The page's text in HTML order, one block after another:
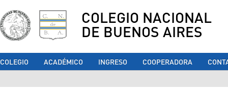
COLEGIO NACIONAL
DE BUENOS AIRES
COLEGIO ACADÉMICO INGRESO COOPERADORA